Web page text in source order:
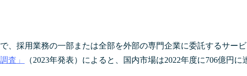
採用業務の一部または全部を外部の専門企業に委託するサービ
査」 （2023年発表）によると、国内市場は2022年度に706億円に